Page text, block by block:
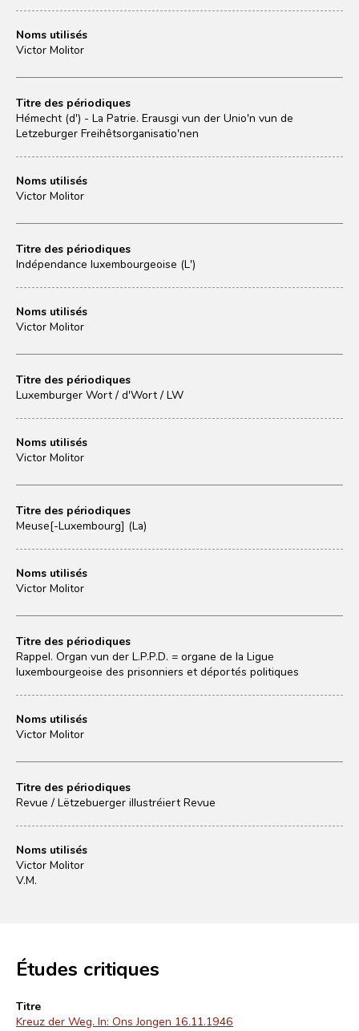
Noms utilisés
Victor Molitor
Titre des périodiques
Hémecht (d') - La Patrie. Erausgi vun der Unio'n vun de
Letzeburger Freihêtsorganisatio'nen
Noms utilisés
Victor Molitor
Titre des périodiques
Indépendance luxembourgeoise (L')
Noms utilisés
Victor Molitor
Titre des périodiques
Luxemburger Wort / d'Wort / LW
Noms utilisés
Victor Molitor
Titre des périodiques
Meuse[-Luxembourg] (La)
Noms utilisés
Victor Molitor
Titre des périodiques
Rappel. Organ vun der L.P.P.D. = organe de la Ligue
luxembourgeoise des prisonniers et déportés politiques
Noms utilisés
Victor Molitor
Titre des périodiques
Revue / Lëtzebuerger illustréiert Revue
Noms utilisés
Victor Molitor
V.M.
Études critiques
Titre
Kreuz der Weg. In: Ons Jongen 16.11.1946